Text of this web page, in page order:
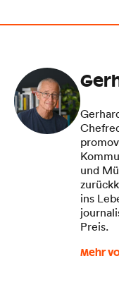
und
ins
Preis.
Mehr